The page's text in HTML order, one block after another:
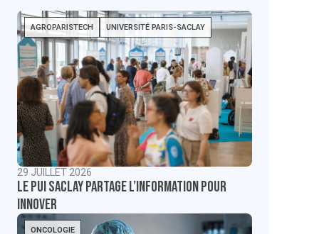
AGROPARISTECH UNIVERSITÉ PARIS-SACLAY
29 JUILLET 2026
Le PUI Saclay partage l’information pour
innover
ONCOLOGIE